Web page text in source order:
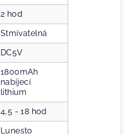
2 hod
Stmívatelná
DC5V
1800mAh
nabíjecí
lithium
4,5 - 18 hod
Lunesto